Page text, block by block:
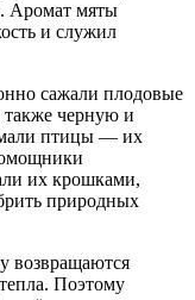
Аромат мяты
и служил
сажали плодовые
также черную и
птицы — их
их крошками,
природных
возвращаются
Поэтому